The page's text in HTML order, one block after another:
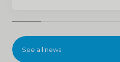
See all news